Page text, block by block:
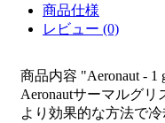
商品仕様
レビュー (0)
商品内容 "Aeronaut - 1
Aeronautサーマルグ
より効果的な方法で